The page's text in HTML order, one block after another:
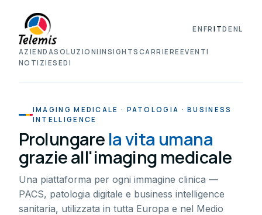
AZIENDASOLUZIONI INSIGHTS CARRIERE EVENTI
NOTIZIESEDI
ENFRITDENL
IMAGING MEDICALE · PATOLOGIA · BUSINESS
INTELLIGENCE
Prolungare la vita umana
grazie all'imaging medicale
Una piattaforma per ogni immagine clinica —
PACS, patologia digitale e business intelligence
sanitaria, utilizzata in tutta Europa e nel Medio